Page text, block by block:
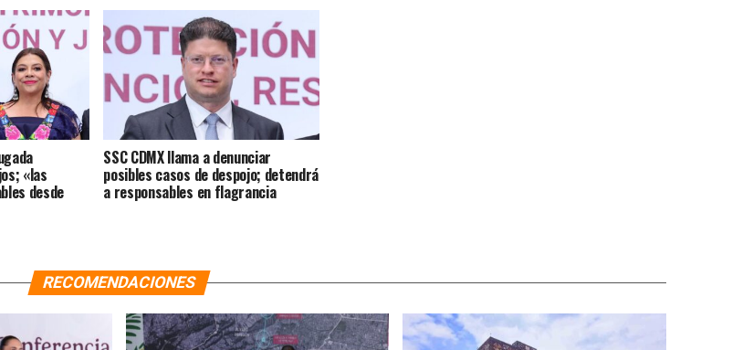
«las
desde
SSC CDMX llama a denunciar
posibles casos de despojo; detendrá
a responsables en flagrancia
RECOMENDACIONES